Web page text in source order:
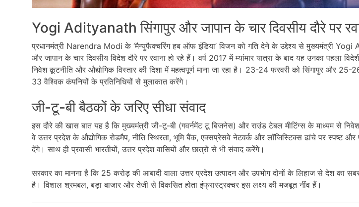
Yogi Adityanath सिंगापुर और जापान के चार दिवसीय दौरे पर
प्रधानमंत्री Narendra Modi के ‘मैन्युफैक्चरिंग हब ऑफ इंडिया’ विजन को गति देने के उद्देश्य से मुख्यमंत्री Yogi
और जापान के चार दिवसीय विदेश दौरे पर रवाना हो रहे हैं। वर्ष 2017 में म्यांमार यात्रा के बाद यह उनका पहला
निवेश कूटनीति और औद्योगिक विस्तार की दिशा में महत्वपूर्ण माना जा रहा है। 23-24 फरवरी को सिंगापुर और 25-
33 वैश्विक कंपनियों के प्रतिनिधियों से मुलाकात करेंगे।
जी-टू-बी बैठकों के जरिए सीधा संवाद
इस दौरे की खास बात यह है कि मुख्यमंत्री जी-टू-बी (गवर्नमेंट टू बिजनेस) और राउंड टेबल मीटिंग्स के माध्यम से
वे उत्तर प्रदेश के औद्योगिक रोडमैप, नीति स्थिरता, भूमि बैंक, एक्सप्रेसवे नेटवर्क और लॉजिस्टिक्स ढांचे पर स्पष्ट और
देंगे। साथ ही प्रवासी भारतीयों, उत्तर प्रदेश वासियों और छात्रों से भी संवाद करेंगे।
सरकार का मानना है कि 25 करोड़ की आबादी वाला उत्तर प्रदेश उत्पादन और उपभोग दोनों के लिहाज से देश का
है। विशाल श्रमबल, बड़ा बाजार और तेजी से विकसित होता इंफ्रास्ट्रक्चर इस लक्ष्य की मजबूत नींव हैं।